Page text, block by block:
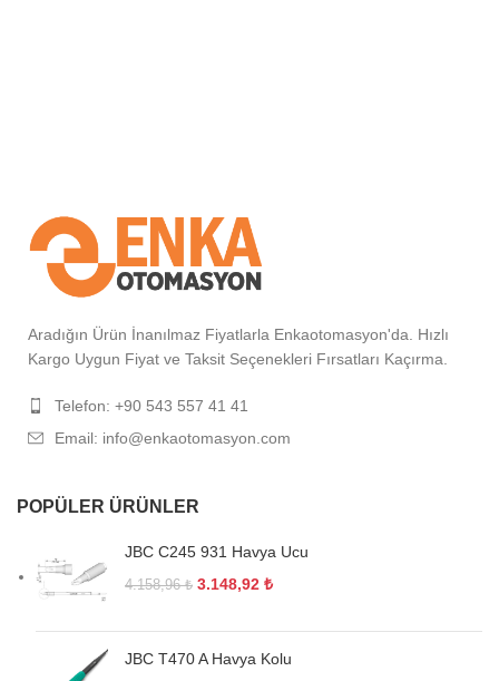
Aradığın Ürün İnanılmaz Fiyatlarla Enkaotomasyon'da. Hızlı
Kargo Uygun Fiyat ve Taksit Seçenekleri Fırsatları Kaçırma.
Telefon: +90 543 557 41 41
Email: info@enkaotomasyon.com
POPÜLER ÜRÜNLER
JBC C245 931 Havya Ucu
4.158,96₺ 3.148,92 ₺
JBC T470 A Havya Kolu